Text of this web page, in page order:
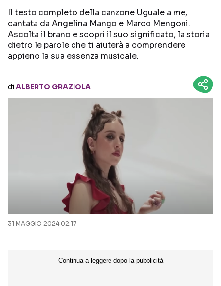
Il testo completo della canzone Uguale a me,
cantata da Angelina Mango e Marco Mengoni.
Ascolta il brano e scopri il suo significato, la storia
dietro le parole che ti aiuterà a comprendere
appieno la sua essenza musicale.
diALBERTO GRAZIOLA
31 MAGGIO 2024 02:17